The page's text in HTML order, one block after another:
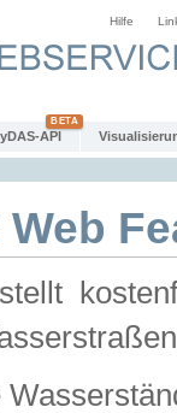
Hilfe
API